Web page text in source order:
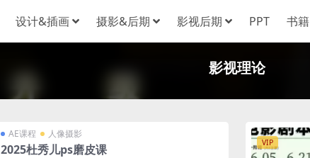
设计&插画 摄影&后期 影视后期 PPT 书籍
影视理论
AE课程 人像摄影
2025杜秀儿ps磨皮课 VIP